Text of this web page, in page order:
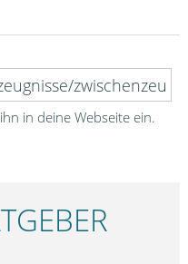
in deine Webseite ein.